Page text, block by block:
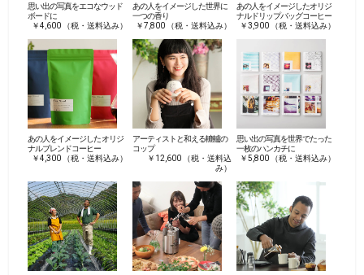
思い出の写真をエコなウッド
ボードに
￥4,600 （税・送料込み）
あの人をイメージした世界に
一つの香り
￥7,800 （税・送料込み）
あの人をイメージしたオリジ
ナルドリップバッグコーヒー
￥3,900 （税・送料込み）
あの人をイメージした オリジ
ナルブレンドコーヒー
￥4,300 （税・送料込み）
アーティストと和える轆轤の
コップ
￥12,600 （税・送料込
み）
思い出の写真を世界でたった
一枚のハンカチに
￥5,800 （税・送料込み）